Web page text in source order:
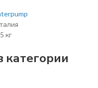
кг
категории